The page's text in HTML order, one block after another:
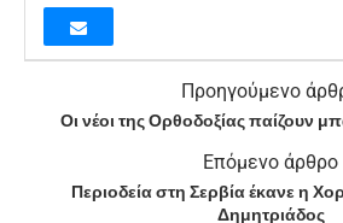
Προηγούμενο
Οι νέοι της Ορθοδοξίας παίζουν
Επόμενο άρθρο
Περιοδεία στη Σερβία έκανε η
Δημητριάδος